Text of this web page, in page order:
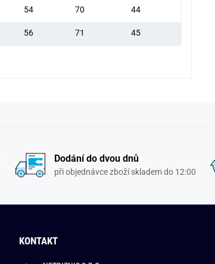
54 70 44
56 71 45
Dodání do dvou dnů
při objednávce zboží skladem do 12:00
KONTAKT